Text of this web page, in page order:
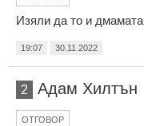
Изяли да то и дмамата
19:07 30.11.2022
2 Адам Хилтън
ОТГОВОР